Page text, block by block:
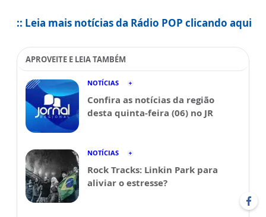
:: Leia mais notícias da Rádio POP clicando aqui
APROVEITE E LEIA TAMBÉM
NOTÍCIAS
Confira as notícias da região
desta quinta-feira (06) no JR
NOTÍCIAS
Rock Tracks: Linkin Park para
aliviar o estresse?